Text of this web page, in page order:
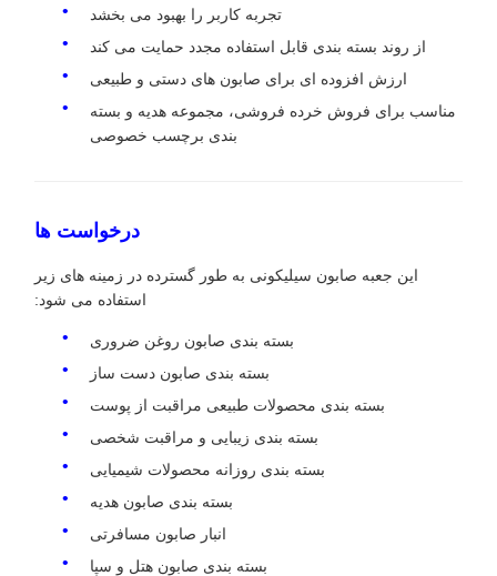
تجربه کاربر را بهبود می بخشد
از روند بسته بندی قابل استفاده مجدد حمایت می کند
ارزش افزوده ای برای صابون های دستی و طبیعی
مناسب برای فروش خرده فروشی، مجموعه هدیه و بسته
بندی برچسب خصوصی
درخواست ها
این جعبه صابون سیلیکونی به طور گسترده در زمینه های زیر
استفاده می شود:
بسته بندی صابون روغن ضروری
بسته بندی صابون دست ساز
بسته بندی محصولات طبیعی مراقبت از پوست
بسته بندی زیبایی و مراقبت شخصی
بسته بندی روزانه محصولات شیمیایی
بسته بندی صابون هدیه
انبار صابون مسافرتی
بسته بندی صابون هتل و سپا